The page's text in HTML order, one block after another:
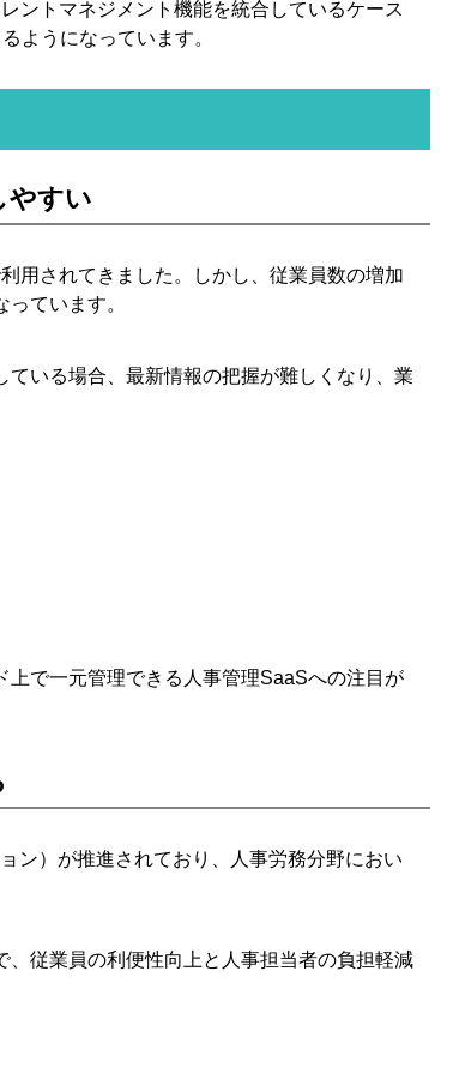
ントマネジメント機能を統合しているケース
ようになっています。
やすい
用されてきました。しかし、従業員数の増加
ています。
いる場合、最新情報の把握が難しくなり、業
で一元管理できる人事管理SaaSへの注目が
ン）が推進されており、人事労務分野におい
従業員の利便性向上と人事担当者の負担軽減